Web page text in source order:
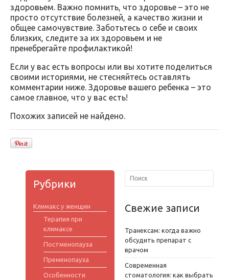
здоровьем. Важно помнить, что здоровье – это не
просто отсутствие болезней, а качество жизни и
общее самочувствие. Заботьтесь о себе и своих
близких, следите за их здоровьем и не
пренебрегайте профилактикой!
Если у вас есть вопросы или вы хотите поделиться
своими историями, не стесняйтесь оставлять
комментарии ниже. Здоровье вашего ребенка – это
самое главное, что у вас есть!
Похожих записей не найдено.
Рубрики
Климакс у женщин
Терапия при
климаксе
Постменопауза
Пременопауза
Особенности
Свежие записи
Транексам: когда важно
обсудить препарат с
врачом
Современная
стоматология: как выбрать